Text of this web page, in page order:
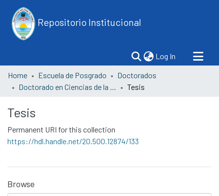
Repositorio Institucional
Log In (current)
Home Escuela de Posgrado
Doctorados
Doctorado en Ciencias de la Salud
Tesis
Tesis
Permanent URI for this collection
https://hdl.handle.net/20.500.12874/133
Browse